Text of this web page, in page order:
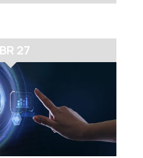
27